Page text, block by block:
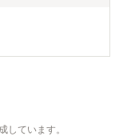
しています。